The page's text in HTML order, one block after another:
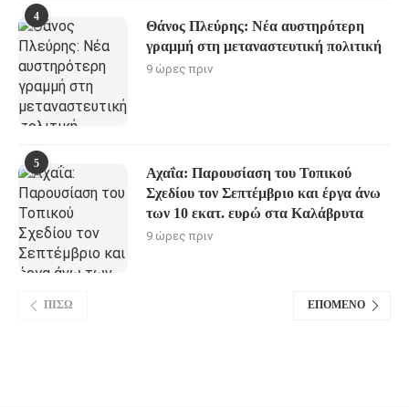
4
Θάνος Πλεύρης: Νέα αυστηρότερη
γραμμή στη μεταναστευτική πολιτική
9 ώρες πριν
5
Αχαΐα: Παρουσίαση του Τοπικού
Σχεδίου τον Σεπτέμβριο και έργα άνω
των 10 εκατ. ευρώ στα Καλάβρυτα
9 ώρες πριν
ΠΊΣΩ ΕΠΌΜΕΝΟ